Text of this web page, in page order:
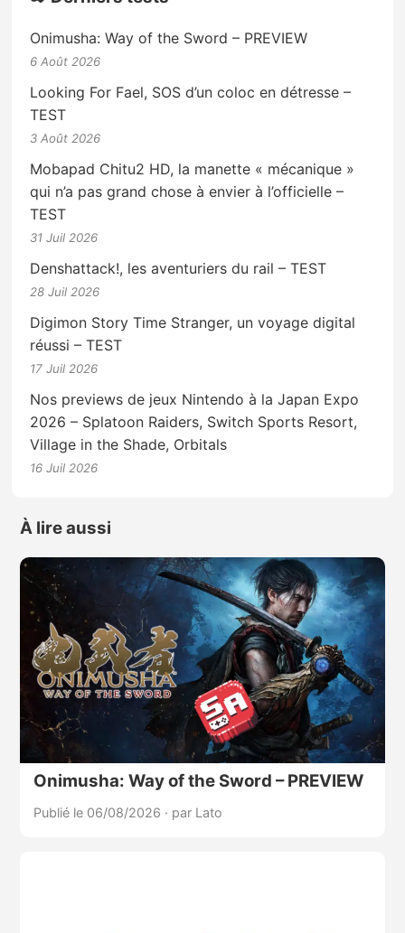
Onimusha: Way of the Sword – PREVIEW
6 Août 2026
Looking For Fael, SOS d’un coloc en détresse –
TEST
3 Août 2026
Mobapad Chitu2 HD, la manette « mécanique »
qui n’a pas grand chose à envier à l’officielle –
TEST
31 Juil 2026
Denshattack!, les aventuriers du rail – TEST
28 Juil 2026
Digimon Story Time Stranger, un voyage digital
réussi – TEST
17 Juil 2026
Nos previews de jeux Nintendo à la Japan Expo
2026 – Splatoon Raiders, Switch Sports Resort,
Village in the Shade, Orbitals
16 Juil 2026
À lire aussi
Onimusha: Way of the Sword – PREVIEW
Publié le 06/08/2026 · par Lato